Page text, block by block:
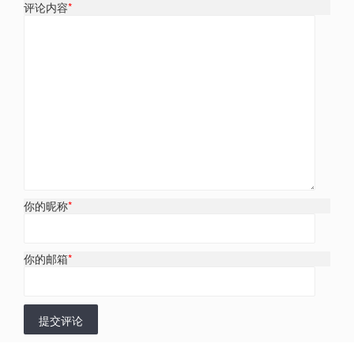
评论内容*
你的昵称*
你的邮箱*
提交评论